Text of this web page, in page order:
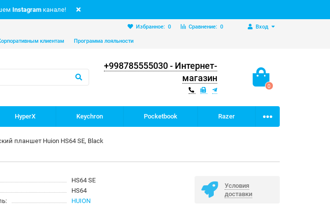
Instagram канале!
Вход
Сравнение: 0
Избранное: 0
клиентам Программа лояльности
+998785555030 - Интернет-
магазин
0
HyperX Keychron Pocketbook Razer
планшет Huion HS64 SE, Black
HS64 SE
HS64
HUION
Условия
доставки